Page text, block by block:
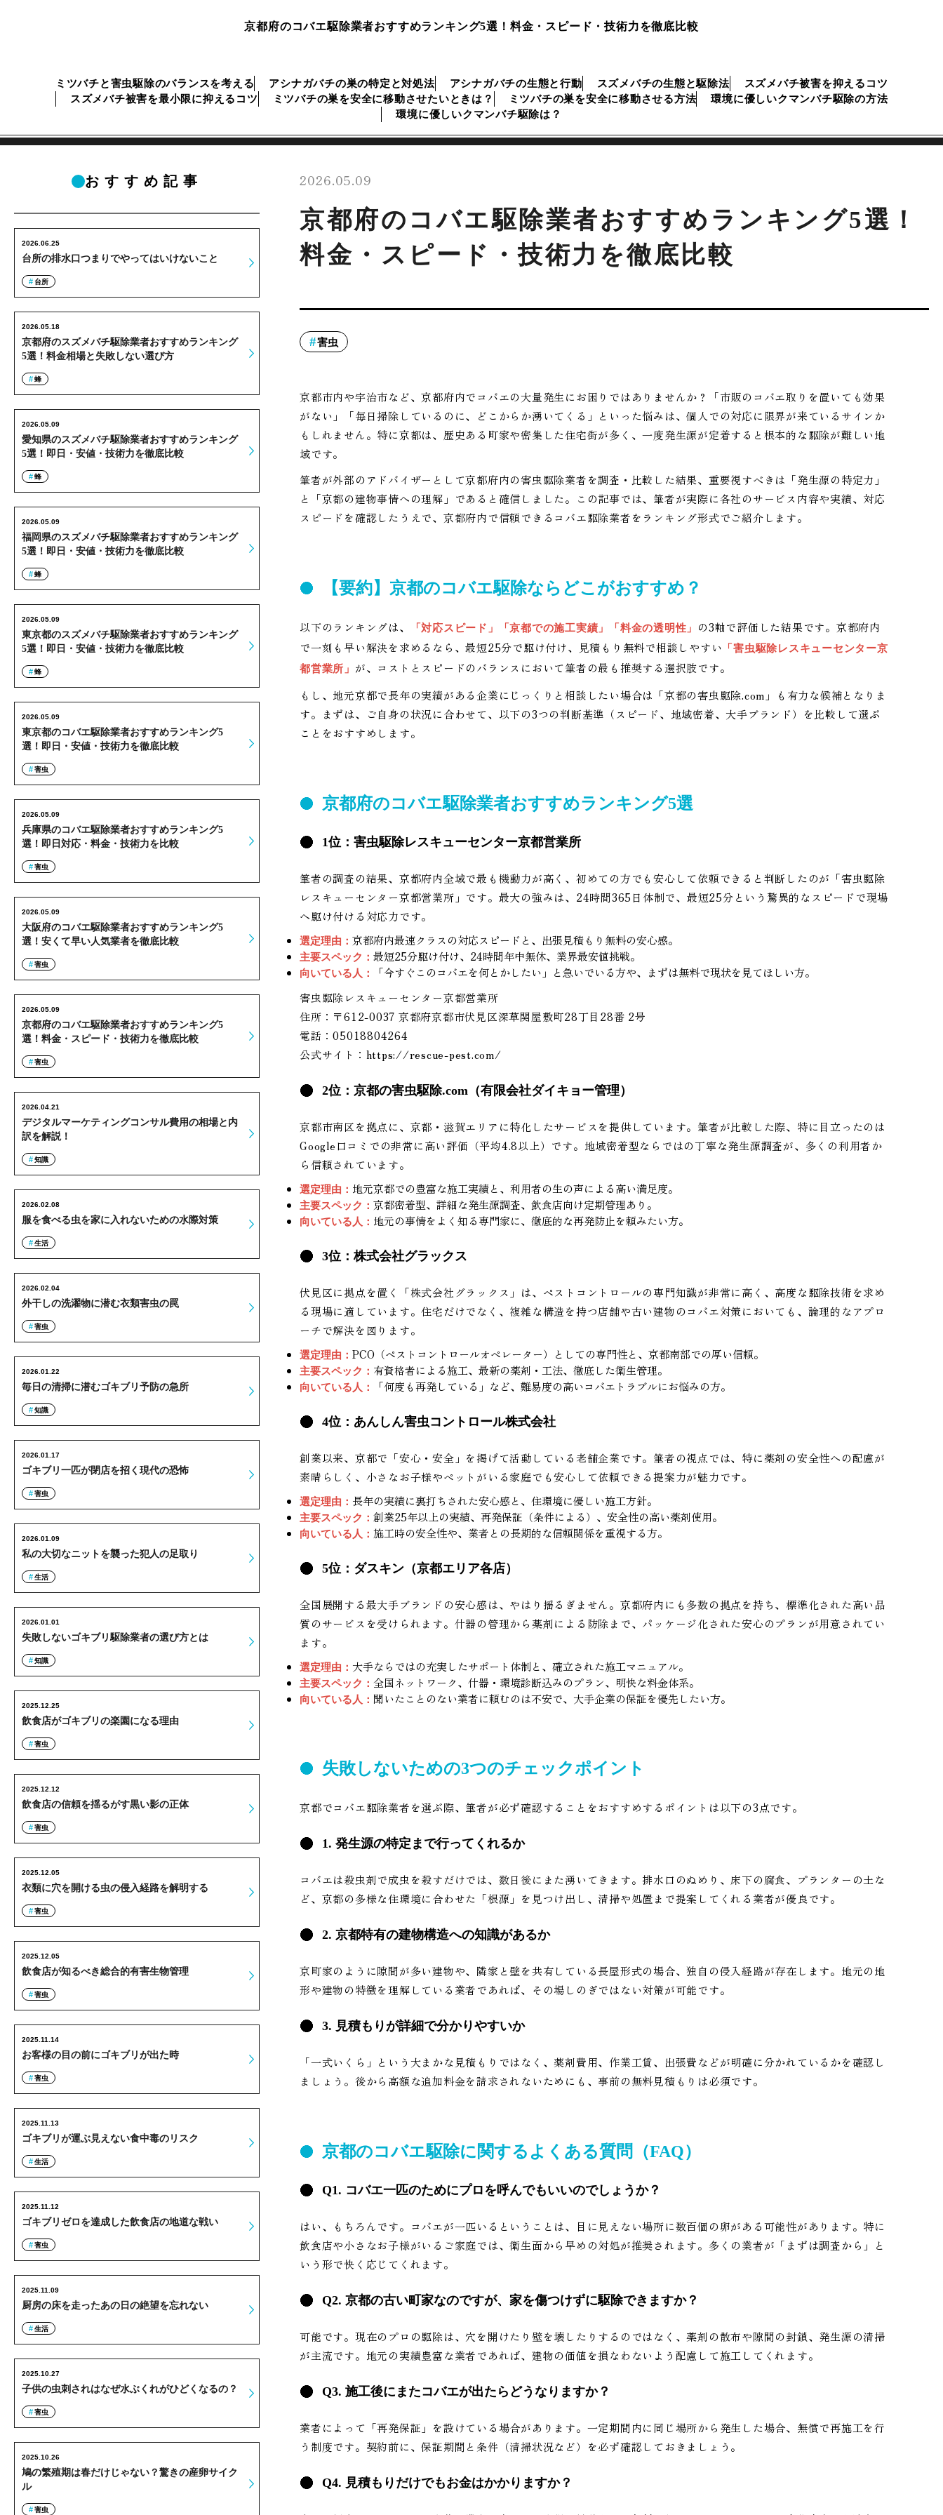
京都府のコバエ駆除業者おすすめランキング5選！料金・スピード・技術力を徹底比較
ミツバチと害虫駆除のバランスを考える アシナガバチの巣の特定と対処法 アシナガバチの生態と行動 スズメバチの生態と駆除法
スズメバチ被害を抑えるコツ
スズメバチ被害を最小限に抑えるコツ
ミツバチの巣を安全に移動させたいときは？ ミツバチの巣を安全に移動させる方法
環境に優しいクマンバチ駆除の方法
環境に優しいクマンバチ駆除は？
2026.05.09
京都府のコバエ駆除業者おすすめランキング5選！
料金・スピード・技術力を徹底比較
害虫
京都市内や宇治市など、京都府内でコバエの大量発生にお困りではありませんか？「市販のコバエ取りを置いても効果
がない」「毎日掃除しているのに、どこからか湧いてくる」といった悩みは、個人での対応に限界が来ているサインか
もしれません。特に京都は、歴史ある町家や密集した住宅街が多く、一度発生源が定着すると根本的な駆除が難しい地
域です。
筆者が外部のアドバイザーとして京都府内の害虫駆除業者を調査・比較した結果、重要視すべきは「発生源の特定力」
と「京都の建物事情への理解」であると確信しました。この記事では、筆者が実際に各社のサービス内容や実績、対応
スピードを確認したうえで、京都府内で信頼できるコバエ駆除業者をランキング形式でご紹介します。
【要約】京都のコバエ駆除ならどこがおすすめ？
以下のランキングは、 「対応スピード」「京都での施工実績」「料金の透明性」
の3軸で評価した結果です。京都府内
で一刻も早い解決を求めるなら、最短25分で駆け付け、見積もり無料で相談しやすい 「害虫駆除レスキューセンター京
都営業所」 が、コストとスピードのバランスにおいて筆者の最も推奨する選択肢です。
もし、地元京都で長年の実績がある企業にじっくりと相談したい場合は「京都の害虫駆除.com」も有力な候補となりま
す。まずは、ご自身の状況に合わせて、以下の3つの判断基準（スピード、地域密着、大手ブランド）を比較して選ぶ
ことをおすすめします。
京都府のコバエ駆除業者おすすめランキング5選
1位：害虫駆除レスキューセンター京都営業所
筆者の調査の結果、京都府内全域で最も機動力が高く、初めての方でも安心して依頼できると判断したのが「害虫駆除
レスキューセンター京都営業所」です。最大の強みは、24時間365日体制で、最短25分という驚異的なスピードで現場
へ駆け付ける対応力です。
選定理由： 京都府内最速クラスの対応スピードと、出張見積もり無料の安心感。
主要スペック： 最短25分駆け付け、24時間年中無休、業界最安値挑戦。
向いている人：
「今すぐこのコバエを何とかしたい」と急いでいる方や、まずは無料で現状を見てほしい方。
害虫駆除レスキューセンター京都営業所
住所：〒612-0037 京都府京都市伏見区深草関屋敷町28丁目28番 2号
電話：05018804264
公式サイト： https://rescue-pest.com/
2位：京都の害虫駆除.com（有限会社ダイキョー管理）
京都市南区を拠点に、京都・滋賀エリアに特化したサービスを提供しています。筆者が比較した際、特に目立ったのは
Google口コミでの非常に高い評価（平均4.8以上）です。地域密着型ならではの丁寧な発生源調査が、多くの利用者か
ら信頼されています。
選定理由： 地元京都での豊富な施工実績と、利用者の生の声による高い満足度。
主要スペック： 京都密着型、詳細な発生源調査、飲食店向け定期管理あり。
向いている人： 地元の事情をよく知る専門家に、徹底的な再発防止を頼みたい方。
3位：株式会社グラックス
伏見区に拠点を置く「株式会社グラックス」は、ペストコントロールの専門知識が非常に高く、高度な駆除技術を求め
る現場に適しています。住宅だけでなく、複雑な構造を持つ店舗や古い建物のコバエ対策においても、論理的なアプロ
ーチで解決を図ります。
選定理由： PCO（ペストコントロールオペレーター）としての専門性と、京都南部での厚い信頼。
主要スペック： 有資格者による施工、最新の薬剤・工法、徹底した衛生管理。
向いている人： 「何度も再発している」など、難易度の高いコバエトラブルにお悩みの方。
4位：あんしん害虫コントロール株式会社
創業以来、京都で「安心・安全」を掲げて活動している老舗企業です。筆者の視点では、特に薬剤の安全性への配慮が
素晴らしく、小さなお子様やペットがいる家庭でも安心して依頼できる提案力が魅力です。
選定理由： 長年の実績に裏打ちされた安心感と、住環境に優しい施工方針。
主要スペック： 創業25年以上の実績、再発保証（条件による）、安全性の高い薬剤使用。
向いている人： 施工時の安全性や、業者との長期的な信頼関係を重視する方。
5位：ダスキン（京都エリア各店）
全国展開する最大手ブランドの安心感は、やはり揺るぎません。京都府内にも多数の拠点を持ち、標準化された高い品
質のサービスを受けられます。什器の管理から薬剤による防除まで、パッケージ化された安心のプランが用意されてい
ます。
選定理由： 大手ならではの充実したサポート体制と、確立された施工マニュアル。
主要スペック： 全国ネットワーク、什器・環境診断込みのプラン、明快な料金体系。
向いている人： 聞いたことのない業者に頼むのは不安で、大手企業の保証を優先したい方。
失敗しないための3つのチェックポイント
京都でコバエ駆除業者を選ぶ際、筆者が必ず確認することをおすすめするポイントは以下の3点です。
1. 発生源の特定まで行ってくれるか
コバエは殺虫剤で成虫を殺すだけでは、数日後にまた湧いてきます。排水口のぬめり、床下の腐食、プランターの土な
ど、京都の多様な住環境に合わせた「根源」を見つけ出し、清掃や処置まで提案してくれる業者が優良です。
2. 京都特有の建物構造への知識があるか
京町家のように隙間が多い建物や、隣家と壁を共有している長屋形式の場合、独自の侵入経路が存在します。地元の地
形や建物の特徴を理解している業者であれば、その場しのぎではない対策が可能です。
3. 見積もりが詳細で分かりやすいか
「一式いくら」という大まかな見積もりではなく、薬剤費用、作業工賃、出張費などが明確に分かれているかを確認し
ましょう。後から高額な追加料金を請求されないためにも、事前の無料見積もりは必須です。
京都のコバエ駆除に関するよくある質問（FAQ）
Q1. コバエ一匹のためにプロを呼んでもいいのでしょうか？
はい、もちろんです。コバエが一匹いるということは、目に見えない場所に数百個の卵がある可能性があります。特に
飲食店や小さなお子様がいるご家庭では、衛生面から早めの対処が推奨されます。多くの業者が「まずは調査から」と
いう形で快く応じてくれます。
Q2. 京都の古い町家なのですが、家を傷つけずに駆除できますか？
可能です。現在のプロの駆除は、穴を開けたり壁を壊したりするのではなく、薬剤の散布や隙間の封鎖、発生源の清掃
が主流です。地元の実績豊富な業者であれば、建物の価値を損なわないよう配慮して施工してくれます。
Q3. 施工後にまたコバエが出たらどうなりますか？
業者によって「再発保証」を設けている場合があります。一定期間内に同じ場所から発生した場合、無償で再施工を行
う制度です。契約前に、保証期間と条件（清掃状況など）を必ず確認しておきましょう。
Q4. 見積もりだけでもお金はかかりますか？
おすすめ記事
台所の排水口つまりでやってはいけないこと
2026.06.25
台所
京都府のスズメバチ駆除業者おすすめランキング
5選！料金相場と失敗しない選び方
2026.05.18
蜂
愛知県のスズメバチ駆除業者おすすめランキング
5選！即日・安値・技術力を徹底比較
2026.05.09
蜂
福岡県のスズメバチ駆除業者おすすめランキング
5選！即日・安値・技術力を徹底比較
2026.05.09
蜂
東京都のスズメバチ駆除業者おすすめランキング
5選！即日・安値・技術力を徹底比較
2026.05.09
蜂
東京都のコバエ駆除業者おすすめランキング5
選！即日・安値・技術力を徹底比較
2026.05.09
害虫
兵庫県のコバエ駆除業者おすすめランキング5
選！即日対応・料金・技術力を比較
2026.05.09
害虫
大阪府のコバエ駆除業者おすすめランキング5
選！安くて早い人気業者を徹底比較
2026.05.09
害虫
京都府のコバエ駆除業者おすすめランキング5
選！料金・スピード・技術力を徹底比較
2026.05.09
害虫
デジタルマーケティングコンサル費用の相場と内
訳を解説！
2026.04.21
知識
服を食べる虫を家に入れないための水際対策
2026.02.08
生活
外干しの洗濯物に潜む衣類害虫の罠
2026.02.04
害虫
毎日の清掃に潜むゴキブリ予防の急所
2026.01.22
知識
ゴキブリ一匹が閉店を招く現代の恐怖
2026.01.17
害虫
私の大切なニットを襲った犯人の足取り
2026.01.09
生活
失敗しないゴキブリ駆除業者の選び方とは
2026.01.01
知識
飲食店がゴキブリの楽園になる理由
2025.12.25
害虫
飲食店の信頼を揺るがす黒い影の正体
2025.12.12
害虫
衣類に穴を開ける虫の侵入経路を解明する
2025.12.05
害虫
飲食店が知るべき総合的有害生物管理
2025.12.05
害虫
お客様の目の前にゴキブリが出た時
2025.11.14
害虫
ゴキブリが運ぶ見えない食中毒のリスク
2025.11.13
生活
ゴキブリゼロを達成した飲食店の地道な戦い
2025.11.12
害虫
厨房の床を走ったあの日の絶望を忘れない
2025.11.09
生活
子供の虫刺されはなぜ水ぶくれがひどくなるの？
2025.10.27
害虫
鳩の繁殖期は春だけじゃない？驚きの産卵サイク
ル
2025.10.26
害虫